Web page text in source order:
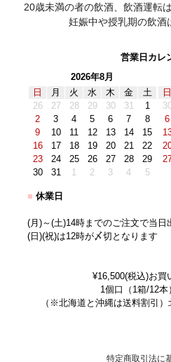
20歳未満の者の飲酒、飲酒運転
妊娠中や授乳期の飲酒
営業日カレ
2026年8月
日
月 火 水 木 金
土
26
27 28 29 30 31
1
2
3 4 5 6 7
8
9
10 11 12 13 14
15
16
17 18 19 20 21
22
23
24 25 26 27 28
29
30
31 1 2 3 4 5
日
6
■ 休業日
(月)～(土)14時までのご注文で当日
(日)(祝)は12時が〆切となります
¥16,500(税込)お買
1個口（1箱/12
（※北海道と沖縄は送料割引
特定商取引法に